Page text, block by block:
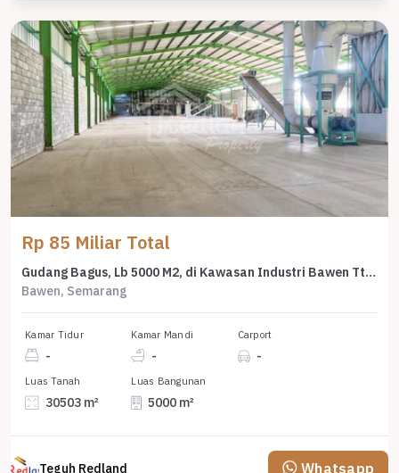
Rp 85 Miliar Total
Gudang Bagus, Lb 5000 M2, di Kawasan Industri Bawen Tt 7394
Bawen, Semarang
Kamar Tidur
-
Kamar Mandi
-
Carport
-
Luas Tanah
30503 m²
Luas Bangunan
5000 m²
Teguh Redland Whatsapp